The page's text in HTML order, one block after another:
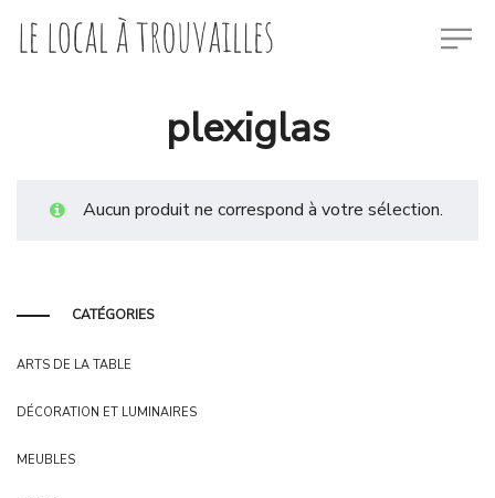
plexiglas
Aucun produit ne correspond à votre sélection.
CATÉGORIES
ARTS DE LA TABLE
DÉCORATION ET LUMINAIRES
MEUBLES